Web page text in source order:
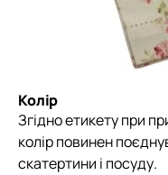
Колір
Згідно етикету при
колір повинен
скатертини і посуду.